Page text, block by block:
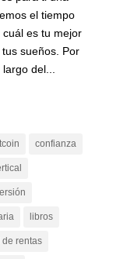
el tiempo
es tu mejor
sueños. Por
del...
confianza
libros
de rentas